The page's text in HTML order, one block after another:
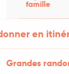
famille
en
Grandes